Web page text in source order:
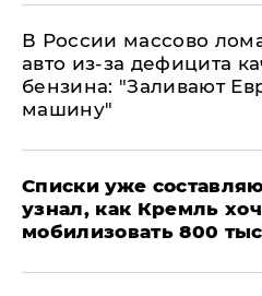
В России массово
авто из-за дефицита
бензина: "Заливают
машину"
Списки уже
узнал, как Кремль
мобилизовать 800